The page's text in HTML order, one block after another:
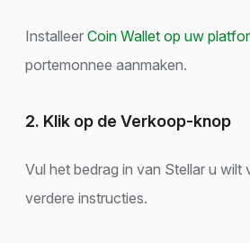
Installeer Coin Wallet op uw
portemonnee aanmaken.
2. Klik op de Verkoop-knop
Vul het bedrag in van Stellar u wilt
verdere instructies.